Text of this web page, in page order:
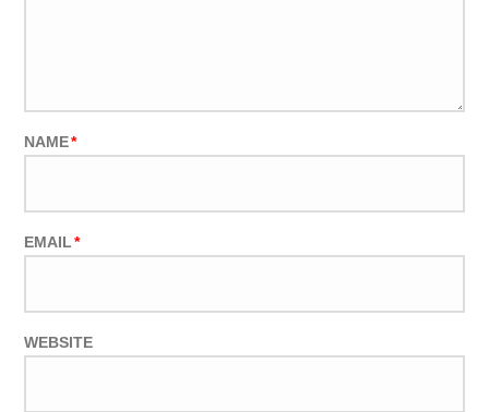
NAME*
EMAIL *
WEBSITE